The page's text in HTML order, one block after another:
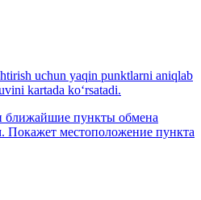
uchun yaqin punktlarni aniqlab
kartada ko‘rsatadi.
пункты обмена
местоположение пункта